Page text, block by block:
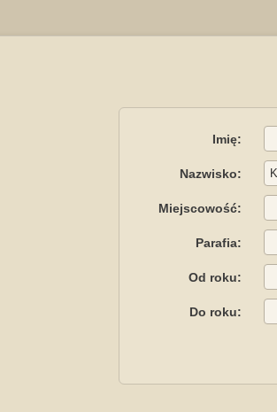
Imię:
Nazwisko:
Miejscowość:
Parafia:
Od roku:
Do roku: